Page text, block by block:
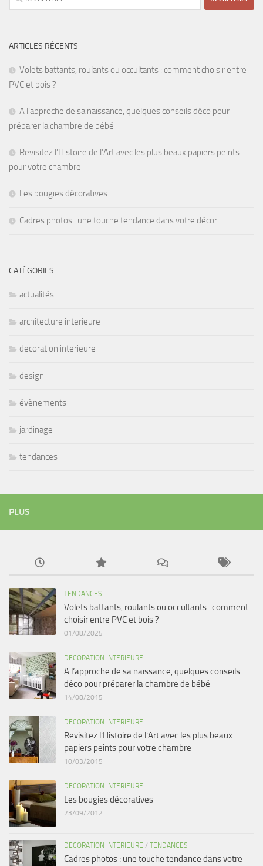
ARTICLES RÉCENTS
Volets battants, roulants ou occultants : comment choisir entre
PVC et bois ?
A l’approche de sa naissance, quelques conseils déco pour
préparer la chambre de bébé
Revisitez l’Histoire de l’Art avec les plus beaux papiers peints
pour votre chambre
Les bougies décoratives
Cadres photos : une touche tendance dans votre décor
CATÉGORIES
actualités
architecture interieure
decoration interieure
design
évènements
jardinage
tendances
PLUS
TENDANCES
Volets battants, roulants ou occultants : comment
choisir entre PVC et bois ?
01/08/2025
DECORATION INTERIEURE
A l’approche de sa naissance, quelques conseils
déco pour préparer la chambre de bébé
14/08/2015
DECORATION INTERIEURE
Revisitez l’Histoire de l’Art avec les plus beaux
papiers peints pour votre chambre
10/03/2015
DECORATION INTERIEURE
Les bougies décoratives
23/09/2012
DECORATION INTERIEURE / TENDANCES
Cadres photos : une touche tendance dans votre